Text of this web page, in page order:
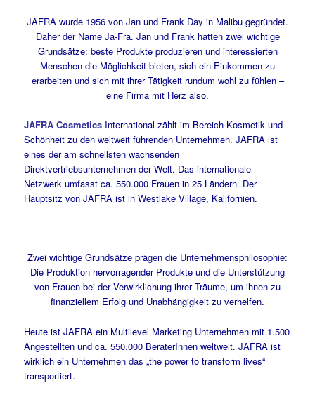
JAFRA wurde 1956 von Jan und Frank Day in Malibu gegründet.
Daher der Name Ja-Fra. Jan und Frank hatten zwei wichtige
Grundsätze: beste Produkte produzieren und interessierten
Menschen die Möglichkeit bieten, sich ein Einkommen zu
erarbeiten und sich mit ihrer Tätigkeit rundum wohl zu fühlen –
eine Firma mit Herz also.
JAFRA Cosmetics International zählt im Bereich Kosmetik und
Schönheit zu den weltweit führenden Unternehmen. JAFRA ist
eines der am schnellsten wachsenden
Direktvertriebsunternehmen der Welt. Das internationale
Netzwerk umfasst ca. 550.000 Frauen in 25 Ländern. Der
Hauptsitz von JAFRA ist in Westlake Village, Kalifornien.
Zwei wichtige Grundsätze prägen die Unternehmensphilosophie:
Die Produktion hervorragender Produkte und die Unterstützung
von Frauen bei der Verwirklichung ihrer Träume, um ihnen zu
finanziellem Erfolg und Unabhängigkeit zu verhelfen.
Heute ist JAFRA ein Multilevel Marketing Unternehmen mit 1.500
Angestellten und ca. 550.000 BeraterInnen weltweit. JAFRA ist
wirklich ein Unternehmen das „the power to transform lives“
transportiert.